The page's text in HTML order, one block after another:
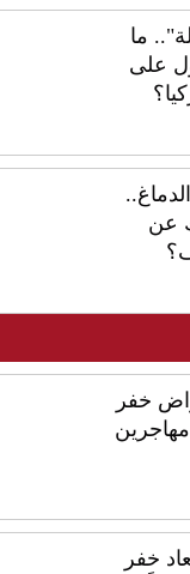
ما
على
عن
خفر
خفر